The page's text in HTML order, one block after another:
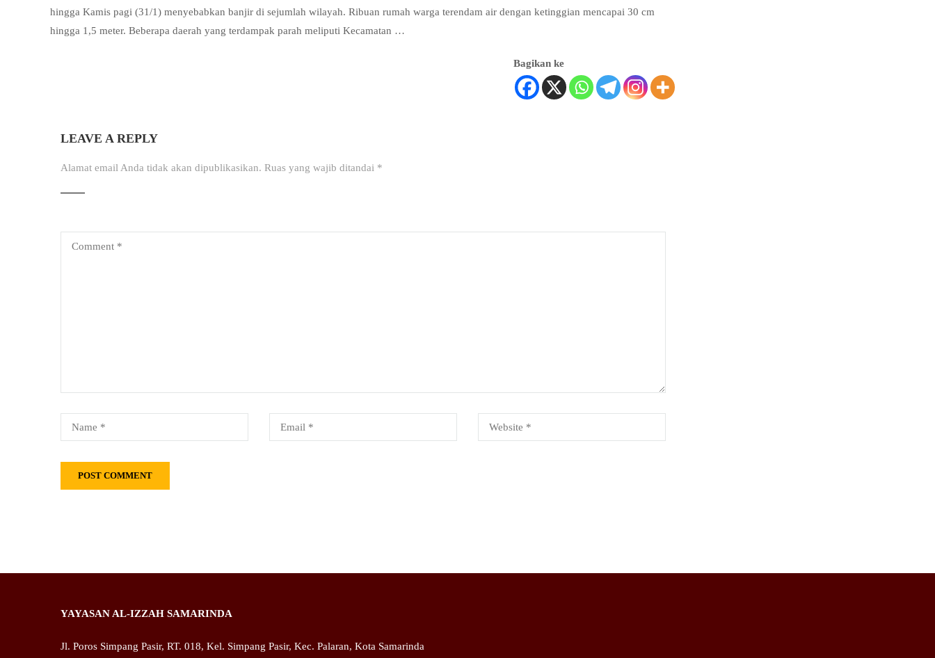
hingga Kamis pagi (31/1) menyebabkan banjir di sejumlah wilayah. Ribuan rumah warga terendam air dengan ketinggian mencapai 30 cm
hingga 1,5 meter. Beberapa daerah yang terdampak parah meliputi Kecamatan …
Bagikan ke
LEAVE A REPLY
Alamat email Anda tidak akan dipublikasikan. Ruas yang wajib ditandai *
YAYASAN AL-IZZAH SAMARINDA
Jl. Poros Simpang Pasir, RT. 018, Kel. Simpang Pasir, Kec. Palaran, Kota Samarinda